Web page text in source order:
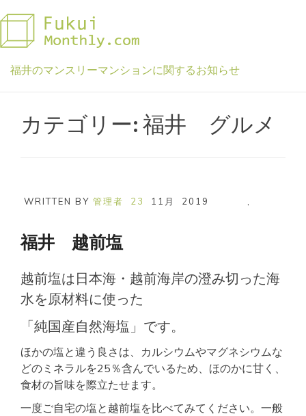
to
content
福井のマンスリーマンションに関するお知らせ
カテゴリー: 福井 グルメ
WRITTEN BY 管理者 23 11月 ,
2019
福井 越前塩
越前塩は日本海・越前海岸の澄み切った海
水を原材料に使った
「純国産自然海塩」です。
ほかの塩と違う良さは、カルシウムやマグネシウムな
どのミネラルを25％含んでいるため、ほのかに甘く、
食材の旨味を際立たせます。
一度ご自宅の塩と越前塩を比べてみてください。一般